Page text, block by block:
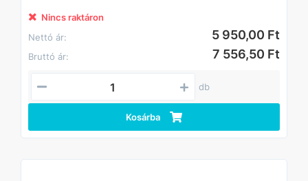
CO2
SFA/AWS A5.18 ER70S-6
EN ISO 14341-A G3Si1
Nincs raktáron
Nettó ár:
5 950,00 Ft
Bruttó ár: 7 556,50 Ft
db
Kosárba